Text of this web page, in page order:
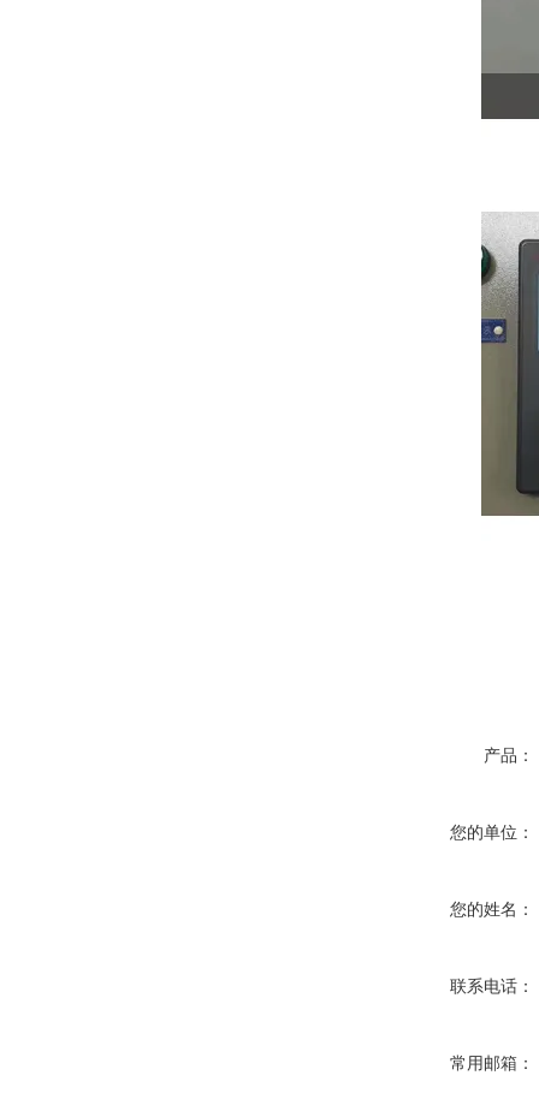
产品：
您的单位：
您的姓名：
联系电话：
常用邮箱：